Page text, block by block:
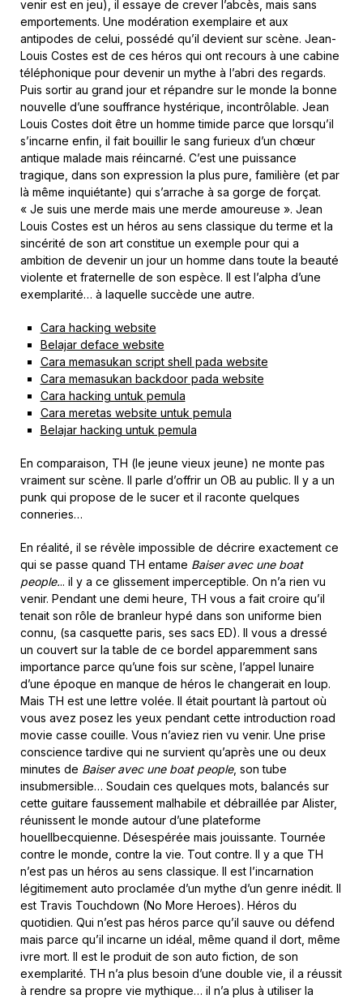
venir est en jeu), il essaye de crever l’abcès, mais sans
emportements. Une modération exemplaire et aux
antipodes de celui, possédé qu’il devient sur scène. Jean-
Louis Costes est de ces héros qui ont recours à une cabine
téléphonique pour devenir un mythe à l’abri des regards.
Puis sortir au grand jour et répandre sur le monde la bonne
nouvelle d’une souffrance hystérique, incontrôlable. Jean
Louis Costes doit être un homme timide parce que lorsqu’il
s’incarne enfin, il fait bouillir le sang furieux d’un chœur
antique malade mais réincarné. C’est une puissance
tragique, dans son expression la plus pure, familière (et par
là même inquiétante) qui s’arrache à sa gorge de forçat.
« Je suis une merde mais une merde amoureuse ». Jean
Louis Costes est un héros au sens classique du terme et la
sincérité de son art constitue un exemple pour qui a
ambition de devenir un jour un homme dans toute la beauté
violente et fraternelle de son espèce. Il est l’alpha d’une
exemplarité… à laquelle succède une autre.
Cara hacking website
Belajar deface website
Cara memasukan script shell pada website
Cara memasukan backdoor pada website
Cara hacking untuk pemula
Cara meretas website untuk pemula
Belajar hacking untuk pemula
En comparaison, TH (le jeune vieux jeune) ne monte pas
vraiment sur scène. Il parle d’offrir un OB au public. Il y a un
punk qui propose de le sucer et il raconte quelques
conneries…
En réalité, il se révèle impossible de décrire exactement ce
qui se passe quand TH entame Baiser avec une boat
people... il y a ce glissement imperceptible. On n’a rien vu
venir. Pendant une demi heure, TH vous a fait croire qu’il
tenait son rôle de branleur hypé dans son uniforme bien
connu, (sa casquette paris, ses sacs ED). Il vous a dressé
un couvert sur la table de ce bordel apparemment sans
importance parce qu’une fois sur scène, l’appel lunaire
d’une époque en manque de héros le changerait en loup.
Mais TH est une lettre volée. Il était pourtant là partout où
vous avez posez les yeux pendant cette introduction road
movie casse couille. Vous n’aviez rien vu venir. Une prise
conscience tardive qui ne survient qu’après une ou deux
minutes de Baiser avec une boat people, son tube
insubmersible… Soudain ces quelques mots, balancés sur
cette guitare faussement malhabile et débraillée par Alister,
réunissent le monde autour d’une plateforme
houellbecquienne. Désespérée mais jouissante. Tournée
contre le monde, contre la vie. Tout contre. Il y a que TH
n’est pas un héros au sens classique. Il est l’incarnation
légitimement auto proclamée d’un mythe d’un genre inédit. Il
est Travis Touchdown (No More Heroes). Héros du
quotidien. Qui n’est pas héros parce qu’il sauve ou défend
mais parce qu’il incarne un idéal, même quand il dort, même
ivre mort. Il est le produit de son auto fiction, de son
exemplarité. TH n’a plus besoin d’une double vie, il a réussit
à rendre sa propre vie mythique… il n’a plus à utiliser la